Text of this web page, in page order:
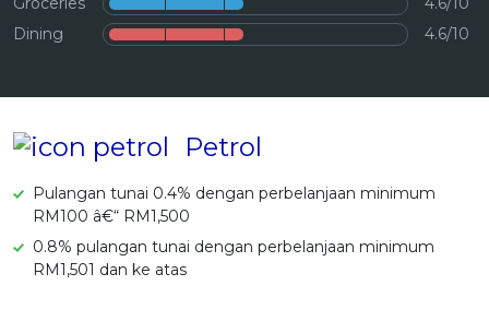
Promo OCBC - Hadiah Pilihan Anda
Artikel Terkini
Kad
Pelaburan
Pengurusan Kewangan
Pinjaman Kereta
Dining
4.6/10
Petrol
Pulangan tunai 0.4% dengan perbelanjaan minimum
RM100 â€“ RM1,500
0.8% pulangan tunai dengan perbelanjaan minimum
RM1,501 dan ke atas